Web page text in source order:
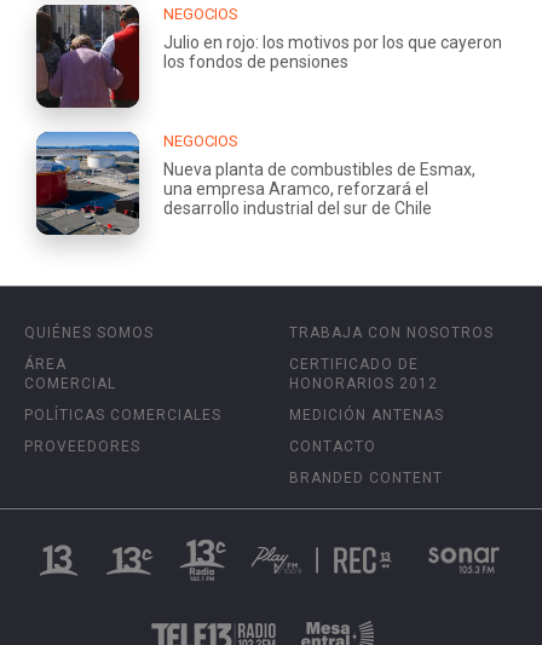
NEGOCIOS
Julio en rojo: los motivos por los que cayeron
los fondos de pensiones
NEGOCIOS
Nueva planta de combustibles de Esmax,
una empresa Aramco, reforzará el
desarrollo industrial del sur de Chile
QUIÉNES SOMOS
ÁREA
COMERCIAL
POLÍTICAS COMERCIALES
PROVEEDORES
TRABAJA CON NOSOTROS
CERTIFICADO DE
HONORARIOS 2012
MEDICIÓN ANTENAS
CONTACTO
BRANDED CONTENT